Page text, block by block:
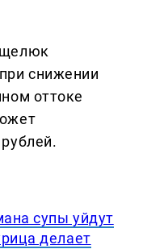
снижении
оттоке
супы уйдут
делает